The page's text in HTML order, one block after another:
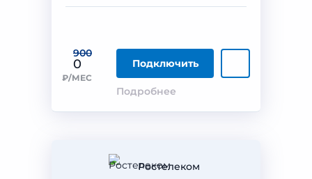
900
0
₽/МЕС
Подключить
Подробнее
Ростелеком